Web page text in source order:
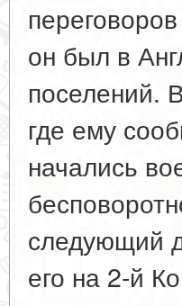
он был в
поселений.
где ему
начались
следующий
его на 2-й